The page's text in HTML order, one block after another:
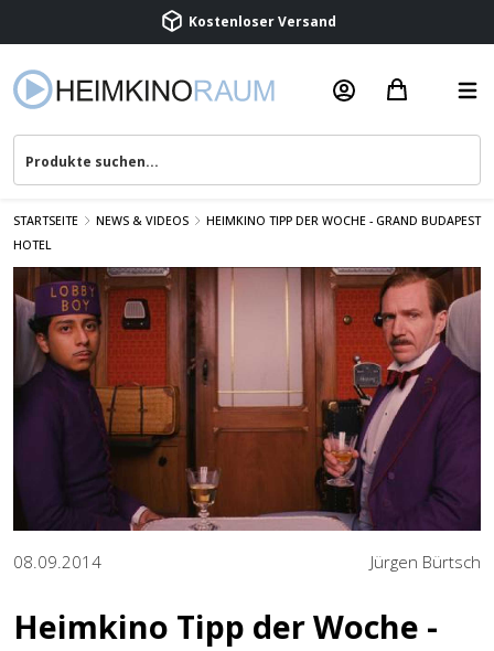
STARTSEITE NEWS & VIDEOS
HEIMKINO TIPP DER WOCHE - GRAND BUDAPEST
HOTEL
08.09.2014 Jürgen Bürtsch
Heimkino Tipp der Woche -